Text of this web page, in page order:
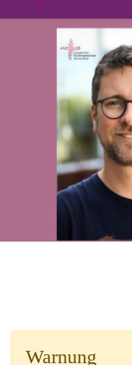
Warnung